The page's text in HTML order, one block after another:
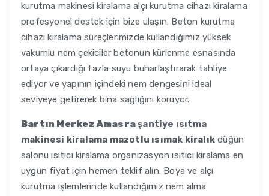
kurutma makinesi kiralama alçı kurutma cihazı kiralama
profesyonel destek için bize ulaşın. Beton kurutma
cihazı kiralama süreçlerimizde kullandığımız yüksek
vakumlu nem çekiciler betonun kürlenme esnasında
ortaya çıkardığı fazla suyu buharlaştırarak tahliye
ediyor ve yapının içindeki nem dengesini ideal
seviyeye getirerek bina sağlığını koruyor.
Bartın Merkez Amasraşantiye ısıtma
makinesi kiralama mazotlu ısımak kiralık düğün
salonu ısıtıcı kiralama organizasyon ısıtıcı kiralama en
uygun fiyat için hemen teklif alın. Boya ve alçı
kurutma işlemlerinde kullandığımız nem alma